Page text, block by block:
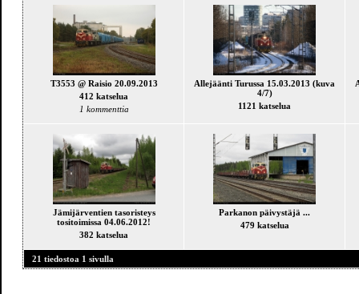
T3553 @ Raisio 20.09.2013
412 katselua
1 kommenttia
Allejäänti Turussa 15.03.2013 (kuva
4/7)
1121 katselua
Jämijärventien tasoristeys
tositoimissa 04.06.2012!
382 katselua
Parkanon päivystäjä ...
479 katselua
21 tiedostoa 1 sivulla